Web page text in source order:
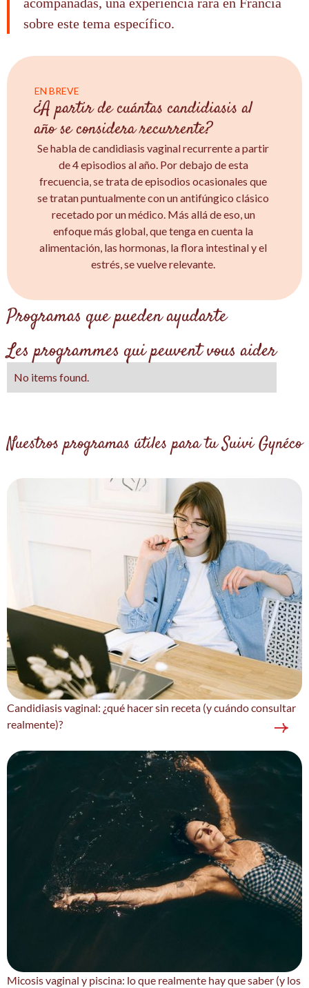
sobre este tema específico.
EN BREVE
¿A partir de cuántas candidiasis al
año se considera recurrente?
Se habla de candidiasis vaginal recurrente a partir
de 4 episodios al año. Por debajo de esta
frecuencia, se trata de episodios ocasionales que
se tratan puntualmente con un antifúngico clásico
recetado por un médico. Más allá de eso, un
enfoque más global, que tenga en cuenta la
alimentación, las hormonas, la flora intestinal y el
estrés, se vuelve relevante.
Programas que pueden ayudarte
Les programmes qui peuvent vous aider
No items found.
Nuestros programas útiles para tu Suivi Gynéco
Candidiasis vaginal: ¿qué hacer sin receta (y cuándo consultar
realmente)?
Micosis vaginal y piscina: lo que realmente hay que saber (y los